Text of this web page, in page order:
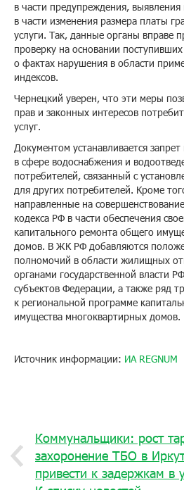
в части предупреждения,
в части изменения размера платы
услуги. Так, данные органы вправе
проверку на основании
о фактах нарушения в области
индексов.
Чернецкий уверен, что эти меры
прав и законных интересов
услуг.
Документом устанавливается
в сфере водоснабжения и
потребителей, связанный с
для других потребителей. Кроме
направленные на
кодекса РФ в части обеспечения
капитального ремонта общего
домов. В ЖК РФ добавляются
полномочий в области жилищных
органами государственной власти
субъектов Федерации, а также ряд
к региональной программе
имущества многоквартирных домов.
Источник информации: ИА REGNUM
Коммунальщики: рост
захоронение ТБО в
привести к задержкам в